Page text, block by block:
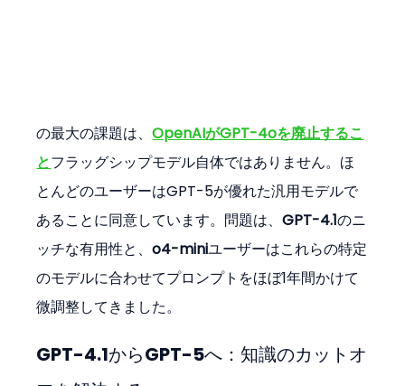
の最大の課題は、OpenAIがGPT-4oを廃止するこ
とフラッグシップモデル自体ではありません。ほ
とんどのユーザーはGPT-5が優れた汎用モデルで
あることに同意しています。問題は、GPT-4.1のニ
ッチな有用性と、o4-miniユーザーはこれらの特定
のモデルに合わせてプロンプトをほぼ1年間かけて
微調整してきました。
GPT-4.1からGPT-5へ：知識のカットオ